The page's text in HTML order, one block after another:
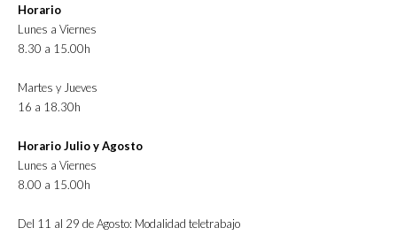
Horario
Lunes a Viernes
8.30 a 15.00h
Martes y Jueves
16 a 18.30h
Horario Julio y Agosto
Lunes a Viernes
8.00 a 15.00h
Del 11 al 29 de Agosto: Modalidad teletrabajo